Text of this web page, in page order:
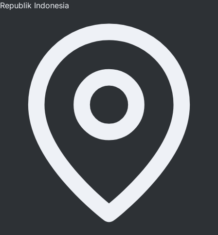
Republik Indonesia